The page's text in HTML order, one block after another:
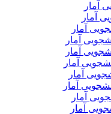
آمار
آمار
آمار
آمار
آمار
آمار
آمار
آمار
آمار
آمار